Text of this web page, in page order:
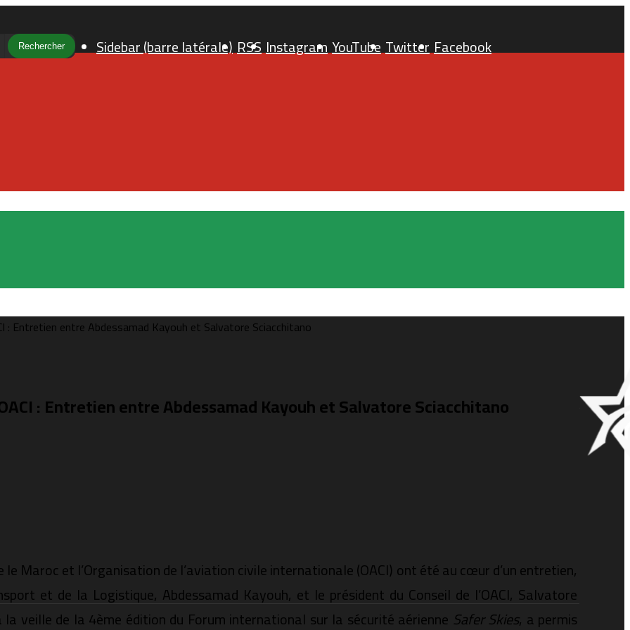
Rechercher Sidebar (barre latérale)RSSInstagramYouTubeTwitterFacebook
: Entretien entre Abdessamad Kayouh et Salvatore Sciacchitano
: Entretien entre Abdessamad Kayouh et Salvatore Sciacchitano
Maroc et l’Organisation de l’aviation civile internationale (OACI) ont été au cœur d’un entretien,
et de la Logistique, Abdessamad Kayouh, et le président du Conseil de l’OACI, Salvatore
veille de la 4ème édition du Forum international sur la sécurité aérienne Safer Skies, a permis